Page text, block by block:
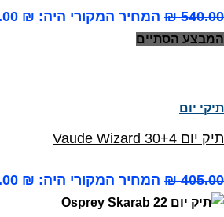
₪540.00 המחיר המקורי היה: ₪ 540.00.
המבצע הסתיים
תיקי יום
תיק יום Vaude Wizard 30+4
₪405.00 המחיר המקורי היה: ₪ 405.00.